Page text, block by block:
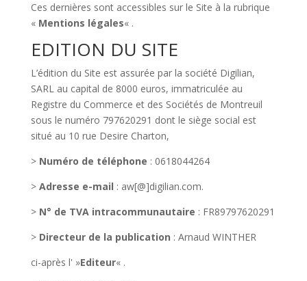
Ces dernières sont accessibles sur le Site à la rubrique
« Mentions légales« .
EDITION DU SITE
L’édition du Site est assurée par la société Digilian,
SARL au capital de 8000 euros, immatriculée au
Registre du Commerce et des Sociétés de Montreuil
sous le numéro 797620291 dont le siège social est
situé au 10 rue Desire Charton,
> Numéro de téléphone : 0618044264
> Adresse e-mail : aw[@]digilian.com.
> N° de TVA intracommunautaire : FR89797620291
> Directeur de la publication : Arnaud WINTHER
ci-après l' »Editeur« .